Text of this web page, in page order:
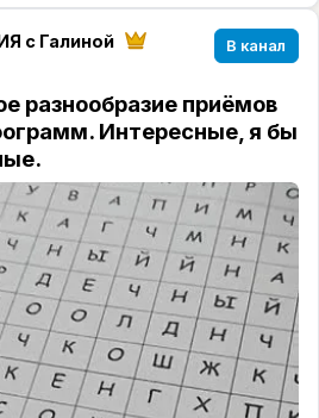
которые изо дня в день
детей.
с Галиной В канал
разнообразие приёмов
Интересные, я бы